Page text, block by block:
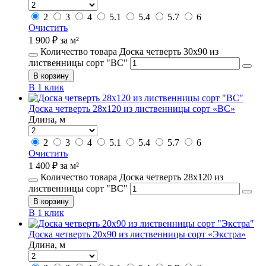
2 3 4 5.1 5.4 5.7
6
Очистить
1 900 ₽ за м²
Количество товара Доска четверть 30х90 из
лиственницы сорт "ВС"
В корзину
В 1 клик
Доска четверть 28х120 из лиственницы сорт «ВС»
Длина, м
2 3 4 5.1 5.4 5.7
6
Очистить
1 400 ₽ за м²
Количество товара Доска четверть 28х120 из
лиственницы сорт "ВС"
В корзину
В 1 клик
Доска четверть 20х90 из лиственницы сорт «Экстра»
Длина, м